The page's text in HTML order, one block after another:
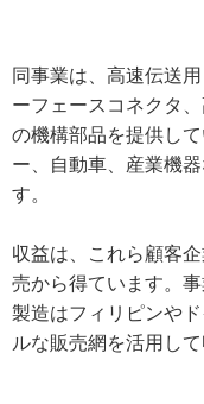
同事業は、高速伝送
ーフェースコネクタ
の機構部品を提供し
ー、自動車、産業機
す。
収益は、これら顧客
売から得ています。
製造はフィリピンや
ルな販売網を活用し